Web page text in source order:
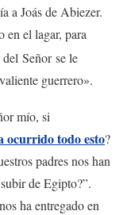
a Joás de Abiezer.
en el lagar, para
Señorse le
guerrero».
mío, si
ocurrido todo esto?
padres nos han
de Egipto?”.
ha entregado en